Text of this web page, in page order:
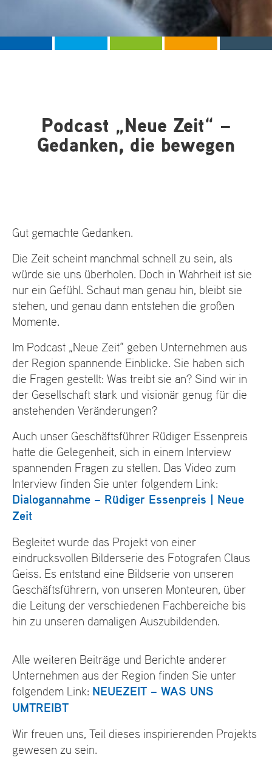
Podcast „Neue Zeit“ –
Gedanken, die bewegen
Gut gemachte Gedanken.
Die Zeit scheint manchmal schnell zu sein, als
würde sie uns überholen. Doch in Wahrheit ist sie
nur ein Gefühl. Schaut man genau hin, bleibt sie
stehen, und genau dann entstehen die großen
Momente.
Im Podcast „Neue Zeit“ geben Unternehmen aus
der Region spannende Einblicke. Sie haben sich
die Fragen gestellt: Was treibt sie an? Sind wir in
der Gesellschaft stark und visionär genug für die
anstehenden Veränderungen?
Auch unser Geschäftsführer Rüdiger Essenpreis
hatte die Gelegenheit, sich in einem Interview
spannenden Fragen zu stellen. Das Video zum
Interview finden Sie unter folgendem Link:
Dialogannahme – Rüdiger Essenpreis | Neue
Zeit
Begleitet wurde das Projekt von einer
eindrucksvollen Bilderserie des Fotografen Claus
Geiss. Es entstand eine Bildserie von unseren
Geschäftsführern, von unseren Monteuren, über
die Leitung der verschiedenen Fachbereiche bis
hin zu unseren damaligen Auszubildenden.
Alle weiteren Beiträge und Berichte anderer
Unternehmen aus der Region finden Sie unter
folgendem Link: NEUEZEIT – WAS UNS
UMTREIBT
Wir freuen uns, Teil dieses inspirierenden Projekts
gewesen zu sein.